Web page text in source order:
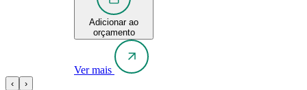
Adicionar ao
orçamento
Ver mais
‹ ›